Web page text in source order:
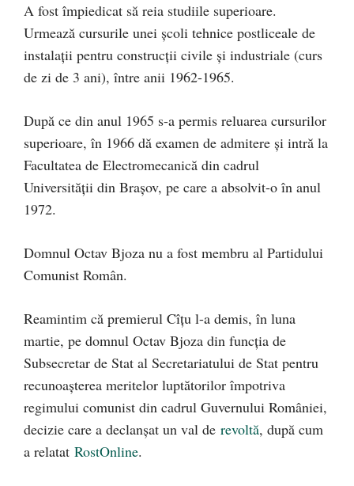
A fost împiedicat să reia studiile superioare.
Urmează cursurile unei şcoli tehnice postliceale de
instalaţii pentru construcţii civile şi industriale (curs
de zi de 3 ani), între anii 1962-1965.
După ce din anul 1965 s-a permis reluarea cursurilor
superioare, în 1966 dă examen de admitere şi intră la
Facultatea de Electromecanică din cadrul
Universităţii din Braşov, pe care a absolvit-o în anul
1972.
Domnul Octav Bjoza nu a fost membru al Partidului
Comunist Român.
Reamintim că premierul Cîțu l-a demis, în luna
martie, pe domnul Octav Bjoza din funcția de
Subsecretar de Stat al Secretariatului de Stat pentru
recunoașterea meritelor luptătorilor împotriva
regimului comunist din cadrul Guvernului României,
decizie care a declanșat un val de revoltă, după cum
a relatat RostOnline.